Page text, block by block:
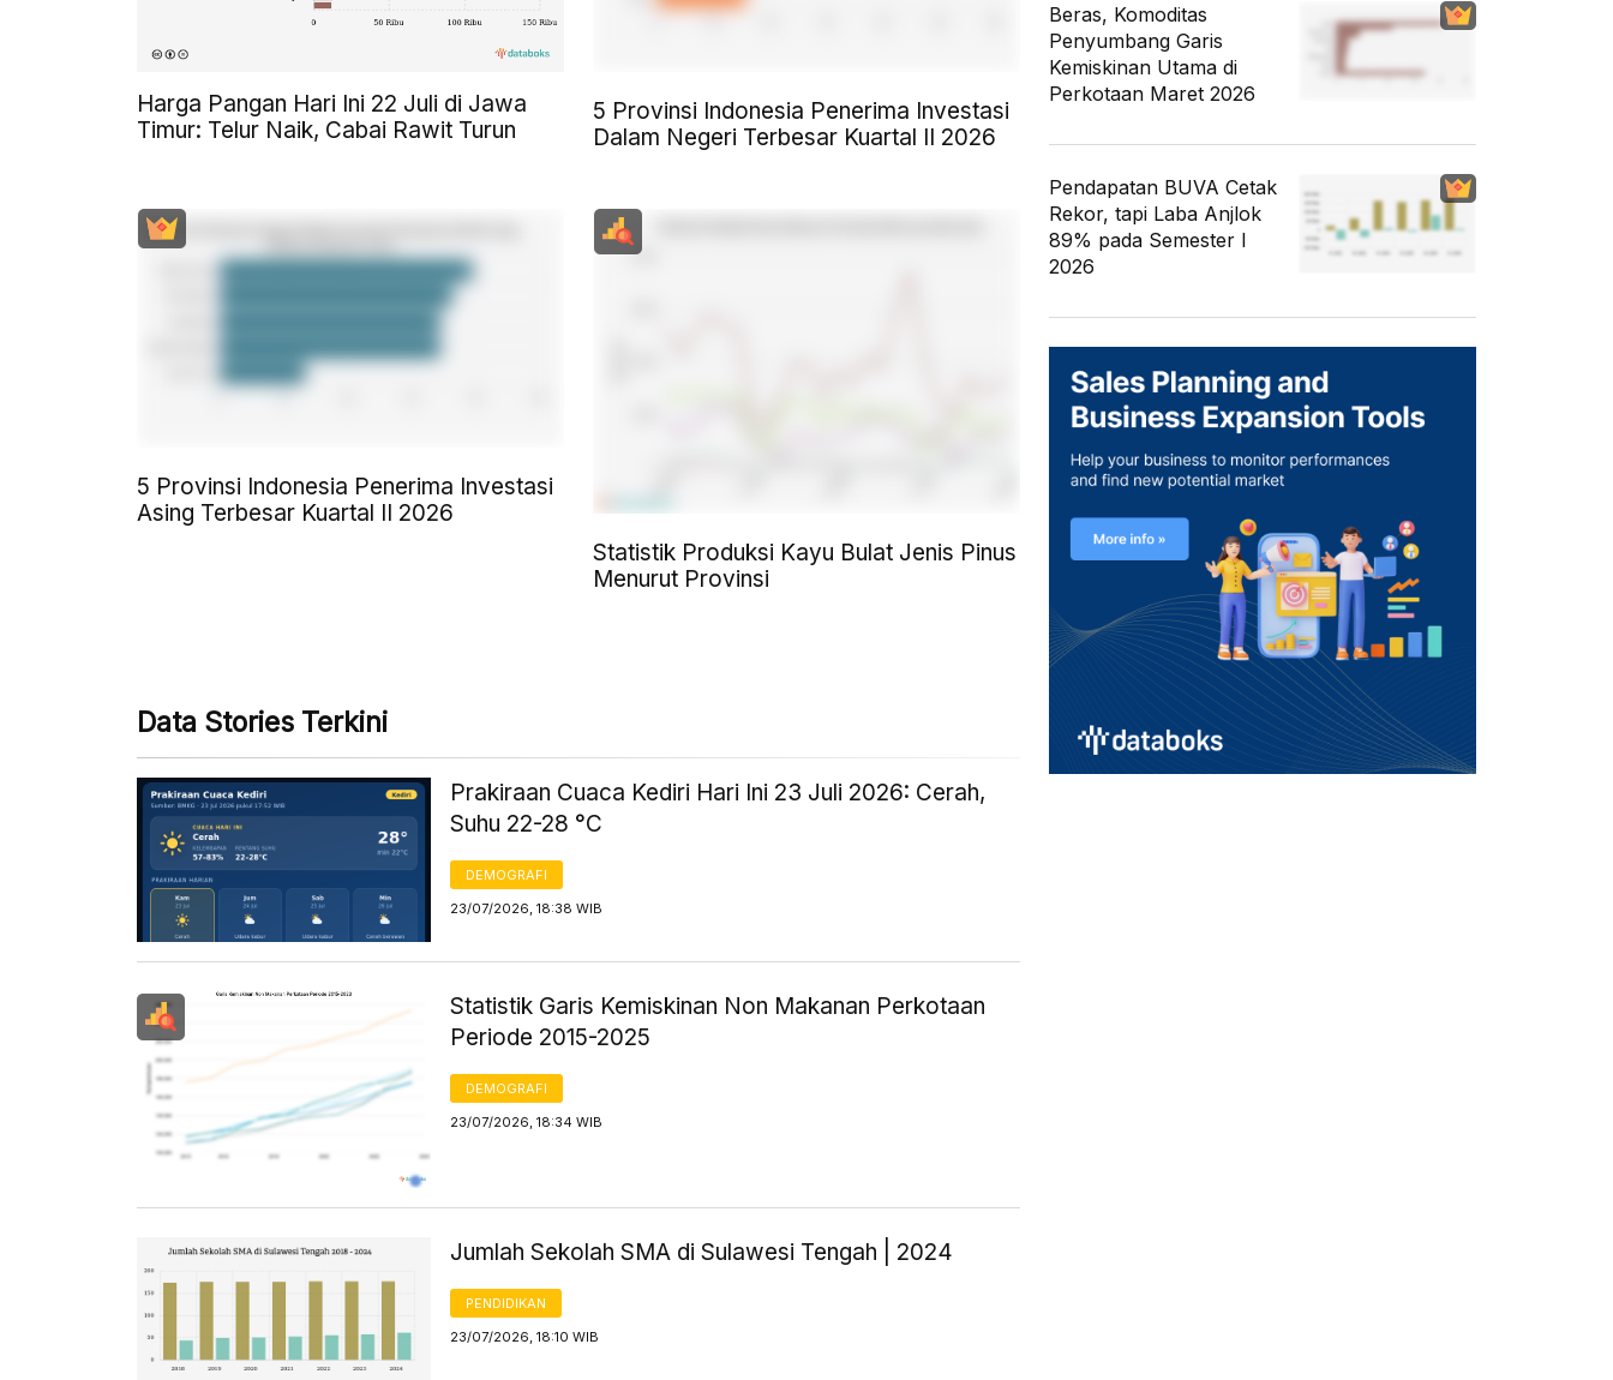
Harga Pangan Hari Ini 22 Juli di Jawa
Timur: Telur Naik, Cabai Rawit Turun
5 Provinsi Indonesia Penerima Investasi
Dalam Negeri Terbesar Kuartal II 2026
5 Provinsi Indonesia Penerima Investasi
Asing Terbesar Kuartal II 2026
Statistik Produksi Kayu Bulat Jenis Pinus
Menurut Provinsi
Data Stories Terkini
Prakiraan Cuaca Kediri Hari Ini 23 Juli 2026: Cerah,
Suhu 22-28 °C
DEMOGRAFI
23/07/2026, 18:38 WIB
Statistik Garis Kemiskinan Non Makanan Perkotaan
Periode 2015-2025
DEMOGRAFI
23/07/2026, 18:34 WIB
Jumlah Sekolah SMA di Sulawesi Tengah | 2024
PENDIDIKAN
23/07/2026, 18:10 WIB
Beras, Komoditas
Penyumbang Garis
Kemiskinan Utama di
Perkotaan Maret 2026
Pendapatan BUVA Cetak
Rekor, tapi Laba Anjlok
89% pada Semester I
2026